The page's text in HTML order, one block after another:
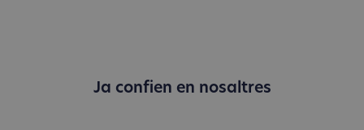
Ja confien en nosaltres